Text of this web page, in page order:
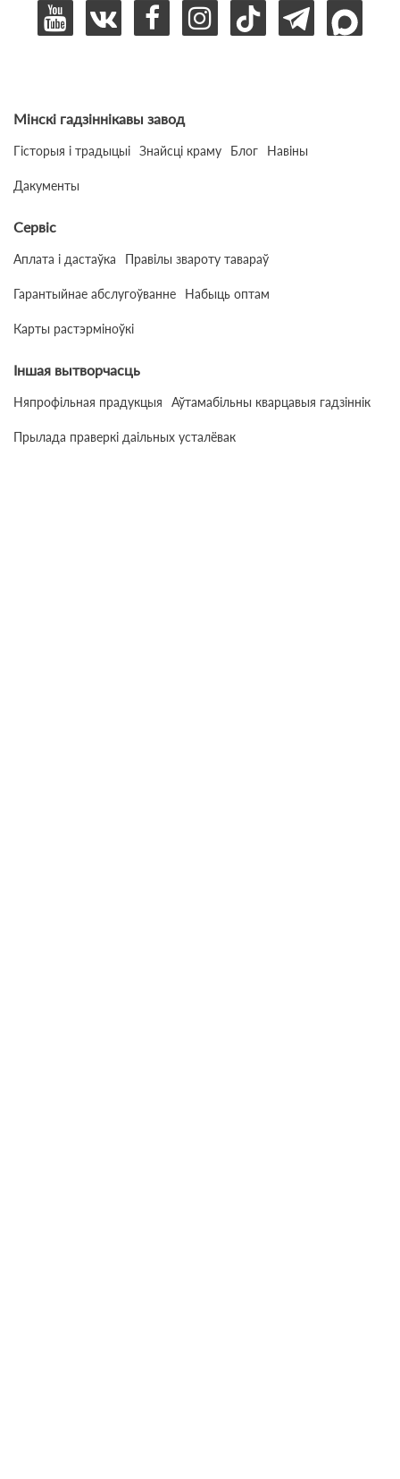
Мінскі гадзіннікавы завод
Гісторыя і традыцыі Знайсці краму Блог Навіны
Дакументы
Сервіс
Аплата і дастаўка Правілы звароту тавараў
Гарантыйнае абслугоўванне Набыць оптам
Карты растэрміноўкі
Іншая вытворчасць
Няпрофільная прадукцыя Аўтамабільны кварцавыя гадзіннік
Прылада праверкі даільных усталёвак